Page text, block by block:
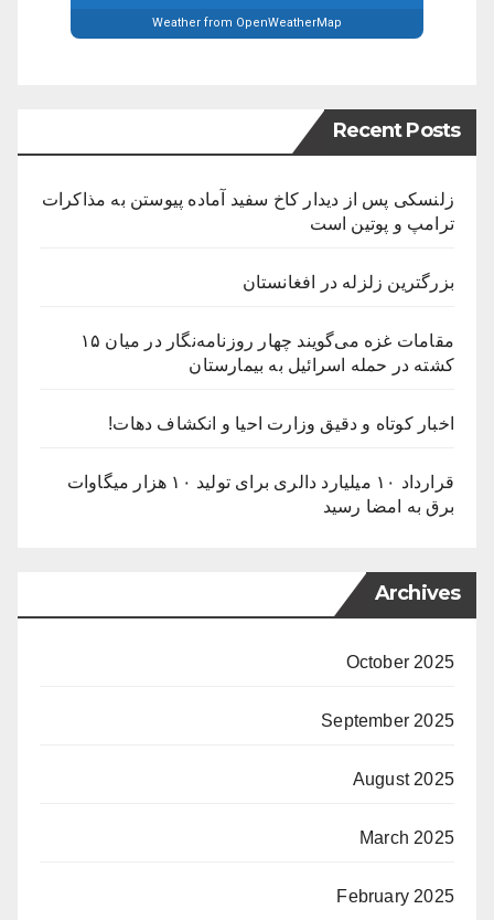
Weather from OpenWeatherMap
Recent Posts
زلنسکی پس از دیدار کاخ سفید آماده پیوستن به مذاکرات
ترامپ و پوتین است
بزرگترین زلزله در افغانستان
مقامات غزه می‌گویند چهار روزنامه‌نگار در میان ۱۵
کشته در حمله اسرائیل به بیمارستان
اخبار کوتاه و دقیق وزارت احیا و انکشاف دهات!
قرارداد ۱۰ میلیارد دالری برای تولید ۱۰ هزار میگاوات
برق به امضا رسید
Archives
October 2025
September 2025
August 2025
March 2025
February 2025